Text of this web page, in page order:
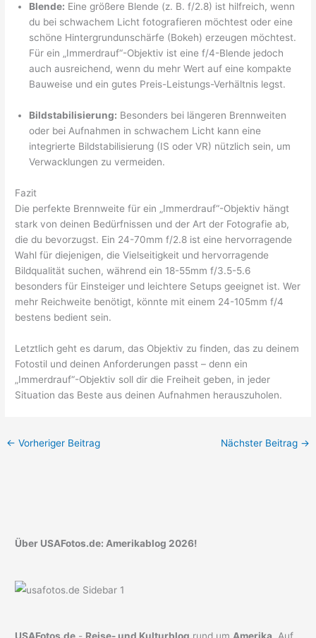
Blende: Eine größere Blende (z. B. f/2.8) ist hilfreich, wenn
du bei schwachem Licht fotografieren möchtest oder eine
schöne Hintergrundunschärfe (Bokeh) erzeugen möchtest.
Für ein „Immerdrauf“-Objektiv ist eine f/4-Blende jedoch
auch ausreichend, wenn du mehr Wert auf eine kompakte
Bauweise und ein gutes Preis-Leistungs-Verhältnis legst.
Bildstabilisierung: Besonders bei längeren Brennweiten
oder bei Aufnahmen in schwachem Licht kann eine
integrierte Bildstabilisierung (IS oder VR) nützlich sein, um
Verwacklungen zu vermeiden.
Fazit
Die perfekte Brennweite für ein „Immerdrauf“-Objektiv hängt
stark von deinen Bedürfnissen und der Art der Fotografie ab,
die du bevorzugst. Ein 24-70mm f/2.8 ist eine hervorragende
Wahl für diejenigen, die Vielseitigkeit und hervorragende
Bildqualität suchen, während ein 18-55mm f/3.5-5.6
besonders für Einsteiger und leichtere Setups geeignet ist. Wer
mehr Reichweite benötigt, könnte mit einem 24-105mm f/4
bestens bedient sein.
Letztlich geht es darum, das Objektiv zu finden, das zu deinem
Fotostil und deinen Anforderungen passt – denn ein
„Immerdrauf“-Objektiv soll dir die Freiheit geben, in jeder
Situation das Beste aus deinen Aufnahmen herauszuholen.
← Vorheriger Beitrag Nächster Beitrag →
Über USAFotos.de: Amerikablog 2026!